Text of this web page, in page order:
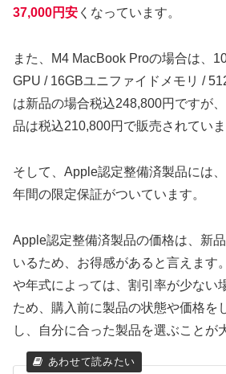
37,000円安 くなっています。
また、M4 MacBook Proの場合は、
GPU / 16GBユニファイドメモリ /
は新品の場合税込248,800円ですが
品は税込210,800円で販売されていま
そして、Apple認定整備済製品には
年間の限定保証がついています。
Apple認定整備済製品の価格は、新
いるため、お得感があると言えます
や年式によっては、割引率が少ない
ため、購入前に製品の状態や価格を
し、自分に合った製品を選ぶことが